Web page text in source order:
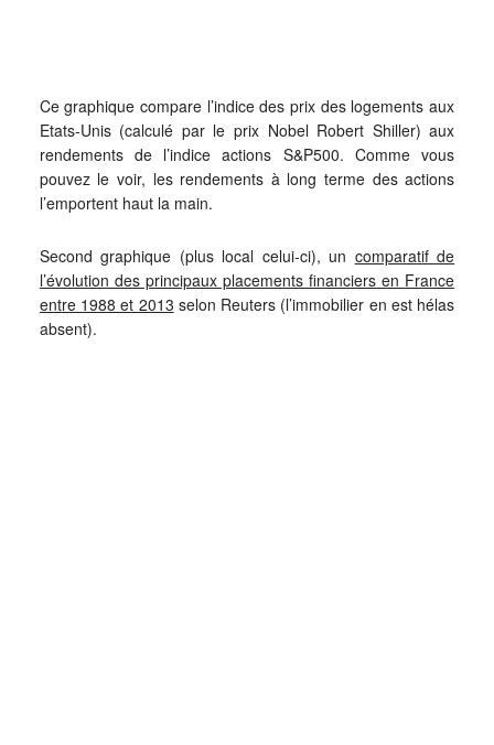
Ce graphique compare l’indice des prix des logements aux
Etats-Unis (calculé par le prix Nobel Robert Shiller) aux
rendements de l’indice actions S&P500. Comme vous
pouvez le voir, les rendements à long terme des actions
l’emportent haut la main.
Second graphique (plus local celui-ci), un comparatif de
l’évolution des principaux placements financiers en France
entre 1988 et 2013 selon Reuters (l’immobilier en est hélas
absent).